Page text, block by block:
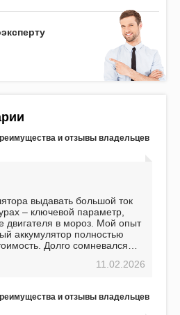
и отзывы владельцев
выдавать большой ток
– ключевой параметр,
двигателя в мороз. Мой опыт
аккумулятор полностью
Долго сомневался
это отличное вложение,11.02.2026
и отзывы владельцев